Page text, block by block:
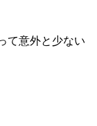
て意外と少ない